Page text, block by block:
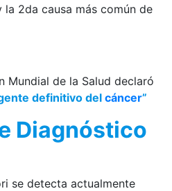
2da causa más común de
Mundial de la Salud declaró
definitivo delcáncer”
Diagnóstico
se detecta actualmente